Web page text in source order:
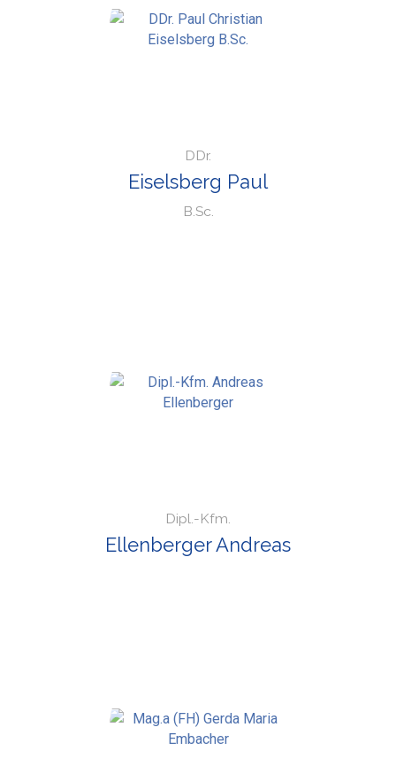
DDr.
Eiselsberg Paul
B.Sc.
Dipl.-Kfm.
Ellenberger Andreas